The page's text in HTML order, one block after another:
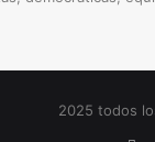
2025 todos